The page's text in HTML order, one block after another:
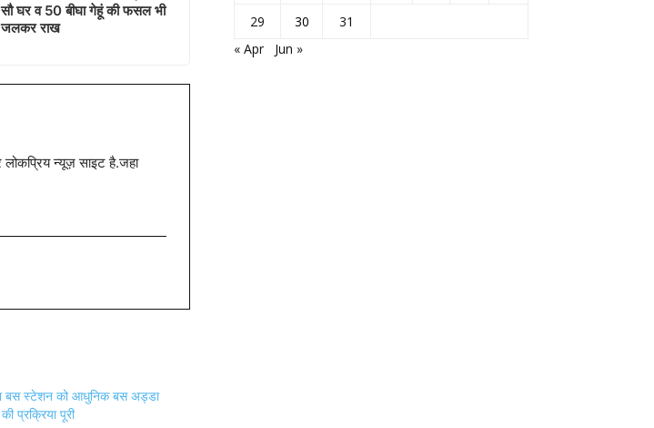
सौ घर व 50 बीघा गेहूं की फसल भी
जलकर राख
न्यूज़ साइट है.जहा
बस स्टेशन को आधुनिक बस अड्डा
प्रक्रिया पूरी
29
30
31
« Apr
Jun »